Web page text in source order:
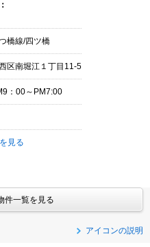
橋線/四ツ橋
区南堀江１丁目11-5
：00～PM7:00
見る
件一覧を見る
アイコンの説明